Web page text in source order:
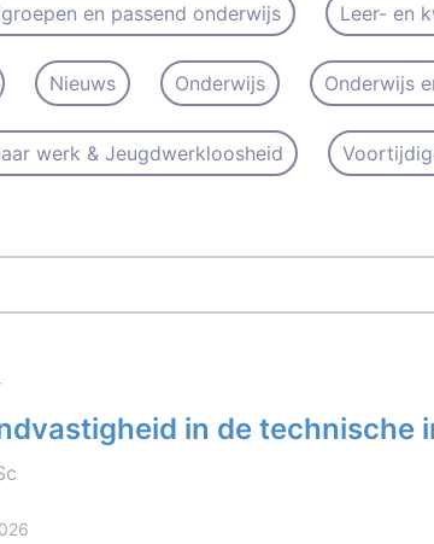
en passend onderwijs Leer- en
Nieuws Onderwijs Onderwijs
werk & Jeugdwerkloosheid
in de technische